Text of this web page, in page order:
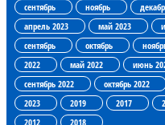
сентябрь
ноябрь
апрель 2023
май 2023
сентябрь
октябрь
2022
май 2022 июнь
сентябрь 2022
октябрь 2022
2023
2019 2017
2012
2018